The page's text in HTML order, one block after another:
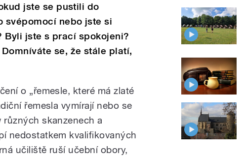
jste se pustili do
svépomocí nebo jste si
Byli jste s prací spokojeni?
se, že stále platí,
o „řemesle, které má zlaté
řemesla vymírají nebo se
skanzenech a
nedostatkem kvalifikovaných
učiliště ruší učební obory,